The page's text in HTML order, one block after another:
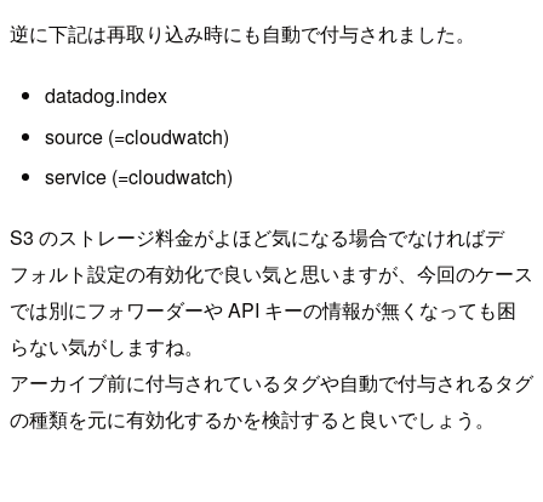
逆に下記は再取り込み時にも自動で付与されました。
datadog.index
source (=cloudwatch)
service (=cloudwatch)
S3 のストレージ料金がよほど気になる場合でなければデ
フォルト設定の有効化で良い気と思いますが、今回のケース
では別にフォワーダーや API キーの情報が無くなっても困
らない気がしますね。
アーカイブ前に付与されているタグや自動で付与されるタグ
の種類を元に有効化するかを検討すると良いでしょう。